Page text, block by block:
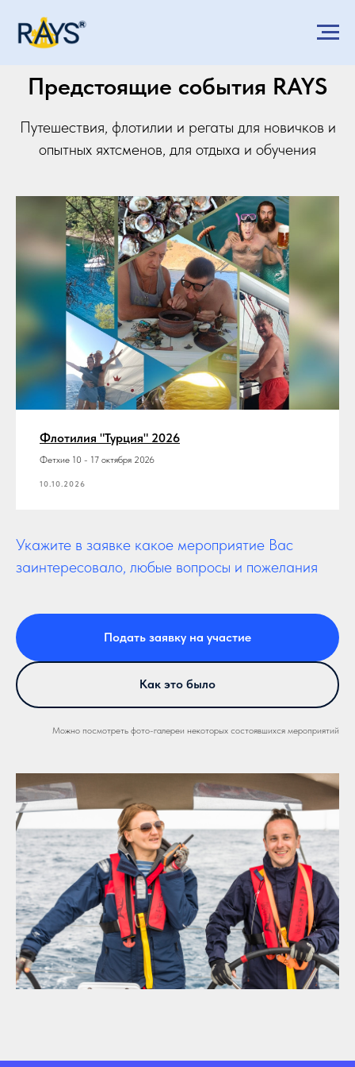
Предстоящие события RAYS
Путешествия, флотилии и регаты для новичков и
опытных яхтсменов, для отдыха и обучения
Флотилия "Турция" 2026
Фетхие 10 - 17 октября 2026
10.10.2026
Укажите в заявке какое мероприятие Вас
заинтересовало, любые вопросы и пожелания
Подать заявку на участие
Как это было
Можно посмотреть фото-галереи некоторых состоявшихся мероприятий